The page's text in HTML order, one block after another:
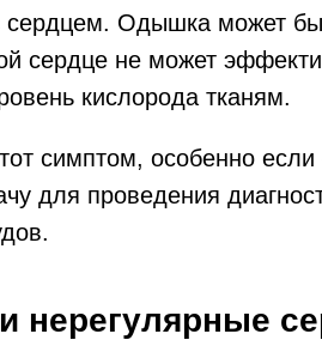
сердцем. Одышка может
сердце не может
кислорода тканям.
симптом, особенно
для проведения
нерегулярные